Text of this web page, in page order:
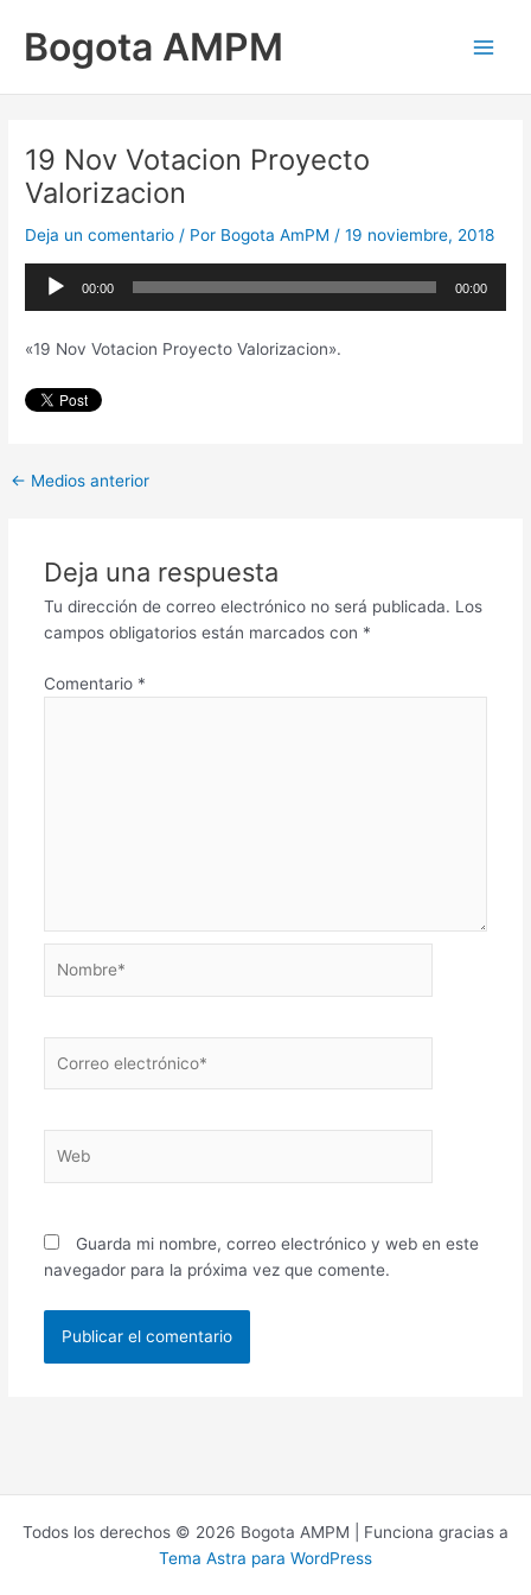
contenido
Bogota AMPM
19 Nov Votacion Proyecto
Valorizacion
Deja un comentario / Por Bogota AmPM /19 noviembre, 2018
Reproductor
00:00 00:00
«19 Nov Votacion Proyecto Valorizacion».
← Medios anterior
Deja una respuesta
Tu dirección de correo electrónico no será publicada. Los
campos obligatorios están marcados con *
Comentario *
electrónico*
Guarda mi nombre, correo electrónico y web en este
navegador para la próxima vez que comente.
Todos los derechos © 2026 Bogota AMPM | Funciona gracias a
Tema Astra para WordPress